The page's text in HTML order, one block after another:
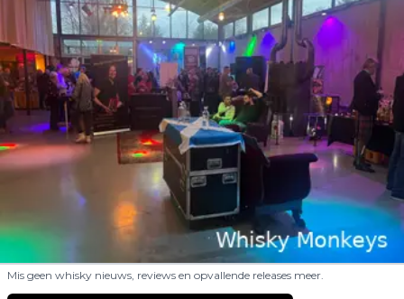
Mis geen whisky nieuws, reviews en opvallende releases meer.